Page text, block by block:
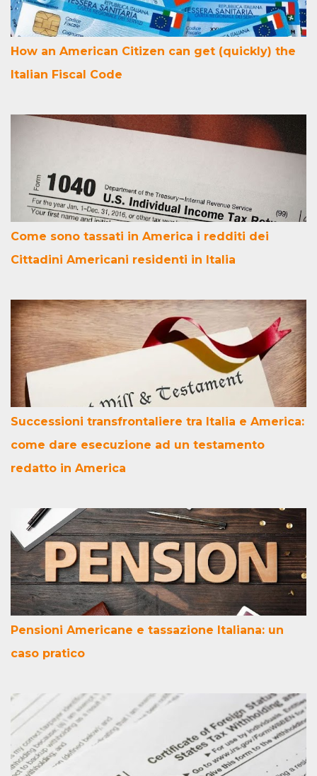
How an American Citizen can get (quickly) the
Italian Fiscal Code
Come sono tassati in America i redditi dei
Cittadini Americani residenti in Italia
Successioni transfrontaliere tra Italia e America:
come dare esecuzione ad un testamento
redatto in America
Pensioni Americane e tassazione Italiana: un
caso pratico